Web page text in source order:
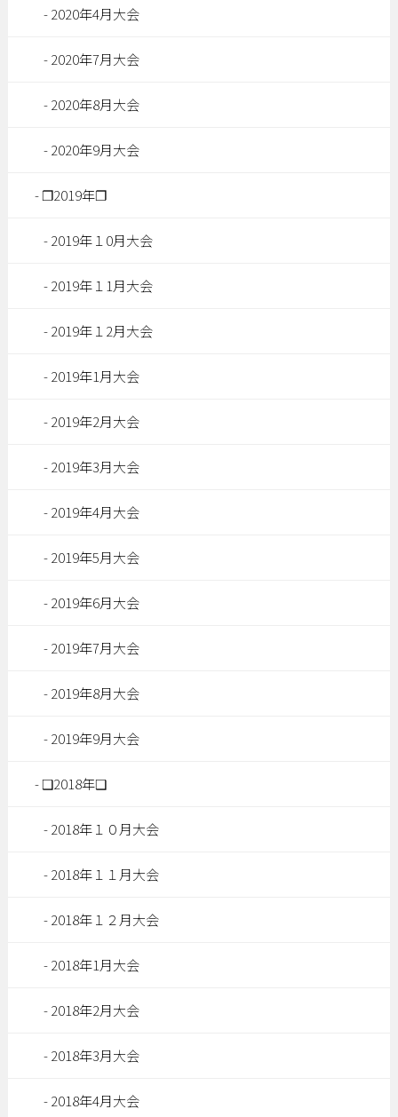
2020年4月大会
2020年7月大会
2020年8月大会
2020年9月大会
❐2019年❐
2019年１0月大会
2019年１1月大会
2019年１2月大会
2019年1月大会
2019年2月大会
2019年3月大会
2019年4月大会
2019年5月大会
2019年6月大会
2019年7月大会
2019年8月大会
2019年9月大会
❑2018年❑
2018年１０月大会
2018年１１月大会
2018年１２月大会
2018年1月大会
2018年2月大会
2018年3月大会
2018年4月大会